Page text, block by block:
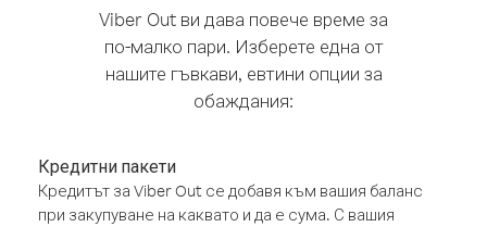
Viber Out ви дава повече време за
по-малко пари. Изберете една от
нашите гъвкави, евтини опции за
обаждания:
Кредитни пакети
Кредитът за Viber Out се добавя към вашия баланс
при закупуване на каквато и да е сума. С вашия